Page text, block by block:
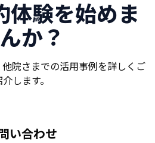
体験を始めま
か？
院さまでの活用事例を詳しくご
します。
い合わせ